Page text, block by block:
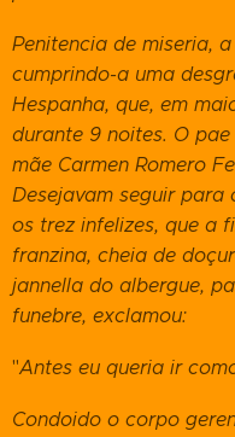
Penitencia de miseria,
cumprindo-a uma
Hespanha, que, em
durante 9 noites. O
mãe Carmen Romero
Desejavam seguir
os trez infelizes, que a
franzina, cheia de
jannella do albergue,
funebre, exclamou:
"Antes eu queria ir
Condoido o corpo